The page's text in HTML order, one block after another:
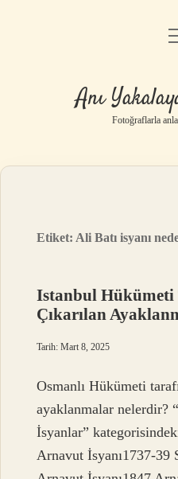
Anı
Fotoğraflarla
Etiket: Ali Batı isyanı
Istanbul Hükümeti
Çıkarılan
Tarih: Mart 8, 2025
Osmanlı Hükümeti
ayaklanmalar nelerdir?
İsyanlar”
Arnavut İsyanı1737-39